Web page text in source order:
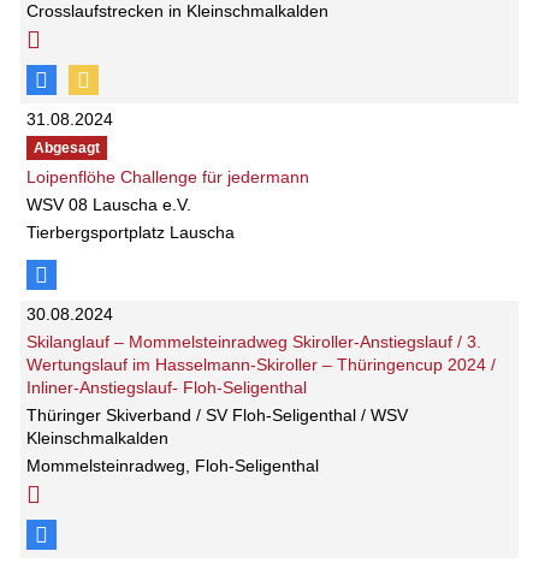
Crosslaufstrecken in Kleinschmalkalden
31.08.2024
Abgesagt
Loipenflöhe Challenge für jedermann
WSV 08 Lauscha e.V.
Tierbergsportplatz Lauscha
30.08.2024
Skilanglauf – Mommelsteinradweg Skiroller-Anstiegslauf / 3.
Wertungslauf im Hasselmann-Skiroller – Thüringencup 2024 /
Inliner-Anstiegslauf- Floh-Seligenthal
Thüringer Skiverband / SV Floh-Seligenthal / WSV
Kleinschmalkalden
Mommelsteinradweg, Floh-Seligenthal